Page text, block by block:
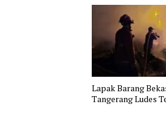
Lapak Barang
Tangerang Ludes